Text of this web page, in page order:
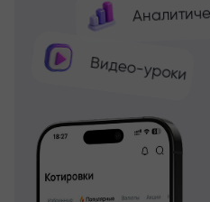
Видео-уроки